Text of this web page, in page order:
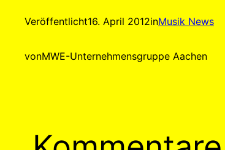
Veröffentlicht16. April 2012inMusik News
vonMWE-Unternehmensgruppe Aachen